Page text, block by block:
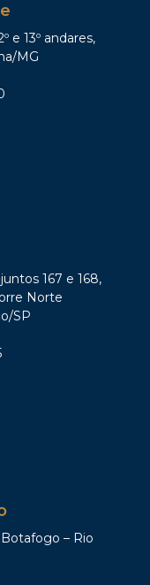
e 13º andares,
MG
167 e 168,
Norte
SP
Botafogo – Rio